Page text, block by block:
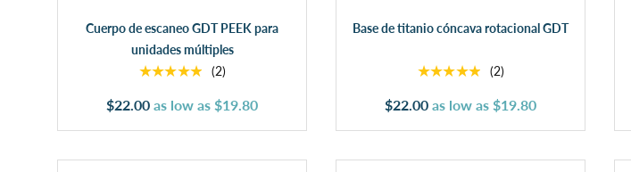
Cuerpo de escaneo GDT PEEK para
unidades múltiples
★★★★★ (2)
$22.00 as low as $19.80
Base de titanio cóncava rotacional GDT
★★★★★ (2)
$22.00 as low as $19.80